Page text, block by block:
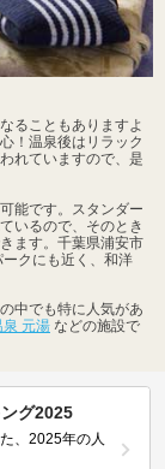
ることもありますよ
！温泉後はリラック
れていますので、是
能です。スタンダー
いるので、そのとき
ます。千葉県浦安市
クにも近く、和洋
中でも特に人気があ
泉 元湯 などの施設で
グ2025
、2025年の人